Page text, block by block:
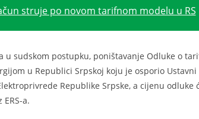
struje po novom tarifnom modelu u RS
u sudskom postupku, poništavanje Odluke o
u Republici Srpskoj koju je osporio Ustavni
Republike Srpske, a cijenu
a.